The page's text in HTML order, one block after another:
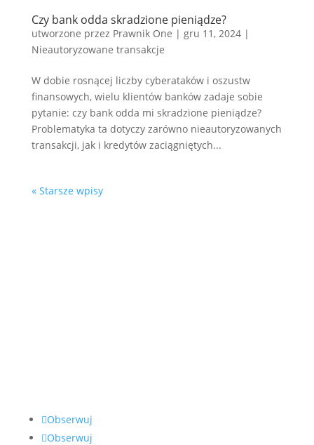
Czy bank odda skradzione pieniądze?
utworzone przez Prawnik One | gru 11, 2024|
Nieautoryzowane transakcje
W dobie rosnącej liczby cyberataków i oszustw
finansowych, wielu klientów banków zadaje sobie
pytanie: czy bank odda mi skradzione pieniądze?
Problematyka ta dotyczy zarówno nieautoryzowanych
transakcji, jak i kredytów zaciągniętych...
« Starsze wpisy
Obserwuj
Obserwuj